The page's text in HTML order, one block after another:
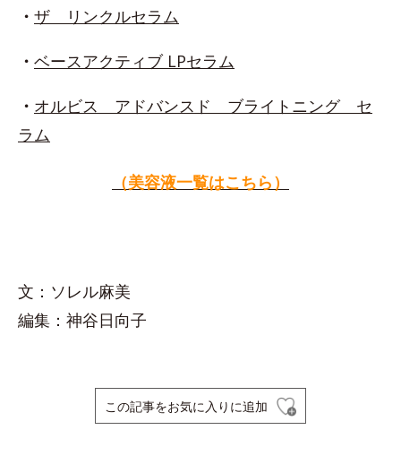
・ ザ リンクルセラム
・ ベースアクティブ LPセラム
・ オルビス アドバンスド ブライトニング セ
ラム
（美容液一覧はこちら）
文：ソレル麻美
編集：神谷日向子
この記事をお気に入りに追加